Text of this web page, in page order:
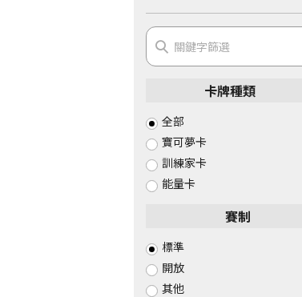
卡牌種類
全部
寶可夢卡
訓練家卡
能量卡
賽制
標準
開放
其他